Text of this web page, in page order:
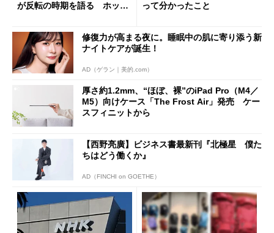
が反転の時期を語る ホッピ
って分かったこと
修復力が高まる夜に。睡眠中の肌に寄り添う新
ナイトケアが誕生！
AD（ゲラン｜美的.com）
厚さ約1.2mm、“ほぼ、裸”のiPad Pro（M4／
M5）向けケース「The Frost Air」発売 ケー
スフィニットから
【西野亮廣】ビジネス書最新刊『北極星 僕た
ちはどう働くか』
AD（FINCHI on GOETHE）